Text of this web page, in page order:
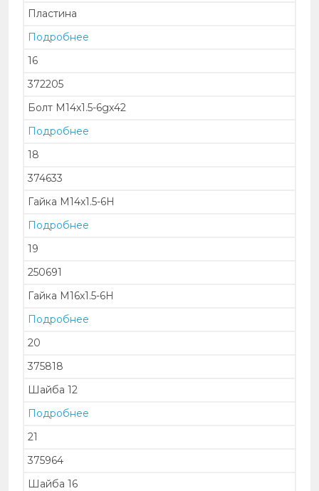
Пластина
Подробнее
16
372205
Болт М14х1.5-6gх42
Подробнее
18
374633
Гайка М14х1.5-6Н
Подробнее
19
250691
Гайка М16х1.5-6Н
Подробнее
20
375818
Шайба 12
Подробнее
21
375964
Шайба 16